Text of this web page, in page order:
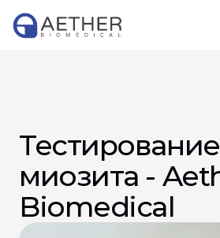
Тестирование
миозита -
Biomedical